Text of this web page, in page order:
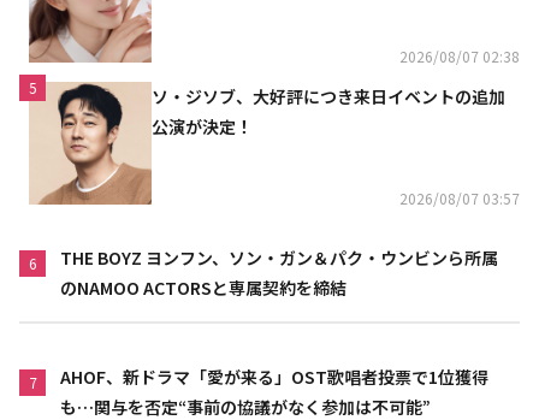
2026/08/07 02:38
5
ソ・ジソブ、大好評につき来日イベントの追加
公演が決定！
2026/08/07 03:57
6
THE BOYZ ヨンフン、ソン・ガン＆パク・ウンビンら所属
のNAMOO ACTORSと専属契約を締結
7
AHOF、新ドラマ「愛が来る」OST歌唱者投票で1位獲得
も…関与を否定“事前の協議がなく参加は不可能”